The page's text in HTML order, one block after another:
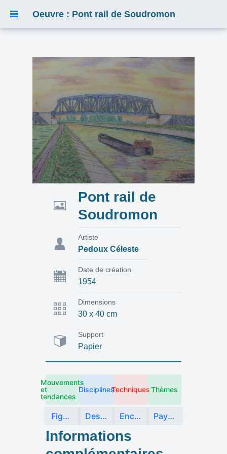
Oeuvre : Pont rail de Soudromon
Pont rail de
Soudromon
Pedoux Céleste
Artiste
1954
Date de création
30 x 40 cm
Dimensions
Papier
Support
Mouvements
et
tendances
Figuration
Disciplines
Dessin
Techniques
Encre de Chine
Thèmes
Paysage
Informations